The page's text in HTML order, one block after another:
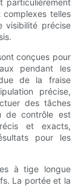
particulièrement
telles
visibilité précise
conçues pour
pendant les
de la fraise
précise,
des tâches
de contrôle est
et exacts,
pour les
à tige longue
La portée et la